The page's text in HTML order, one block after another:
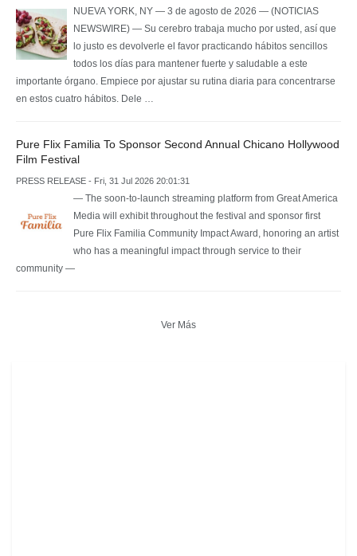
NUEVA YORK, NY — 3 de agosto de 2026 — (NOTICIAS
NEWSWIRE) — Su cerebro trabaja mucho por usted, así que
lo justo es devolverle el favor practicando hábitos sencillos
todos los días para mantener fuerte y saludable a este
importante órgano. Empiece por ajustar su rutina diaria para concentrarse
en estos cuatro hábitos. Dele …
Pure Flix Familia To Sponsor Second Annual Chicano Hollywood
Film Festival
PRESS RELEASE - Fri, 31 Jul 2026 20:01:31
— The soon-to-launch streaming platform from Great America
Media will exhibit throughout the festival and sponsor first
Pure Flix Familia Community Impact Award, honoring an artist
who has a meaningful impact through service to their
community —
Ver Más